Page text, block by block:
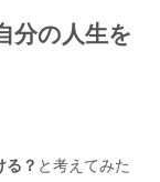
分の人生を
る？ と考えてみた